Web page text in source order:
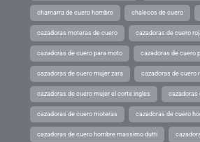
chamarra de cuero hombre chalecos de cuero
cazadoras moteras de cuero cazadoras de cuero
cazadoras de cuero para moto cazadoras de cuero
cazadoras de cuero mujer zara cazadoras de cuero
cazadoras de cuero mujer el corte ingles cazadoras
cazadoras de cuero moteras cazadoras de cuero
cazadoras de cuero hombre massimo dutti